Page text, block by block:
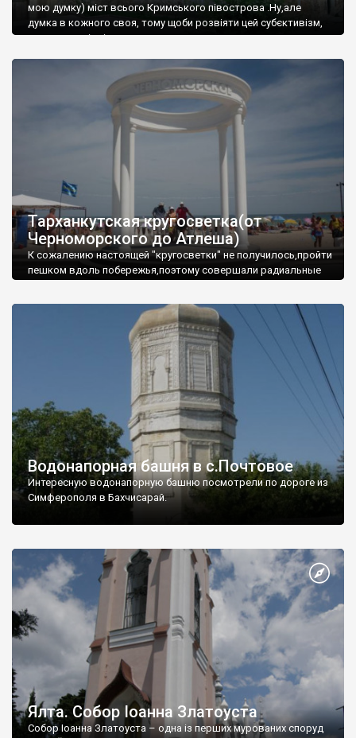
мою думку) міст всього Кримського півострова .Ну,але
думка в кожного своя, тому щоби розвіяти цей субєктивізм,
запрошую відвідати це
Тарханкутская кругосветка(от
Черноморского до Атлеша)
К сожалению настоящей "кругосветки" не получилось,пройти
пешком вдоль побережья,поэтому совершали радиальные
Водонапорная башня в с.Почтовое
Интересную водонапорную башню посмотрели по дороге из
Симферополя в Бахчисарай.
Ялта. Собор Іоанна Златоуста
Собор Іоанна Златоуста – одна із перших мурованих споруд